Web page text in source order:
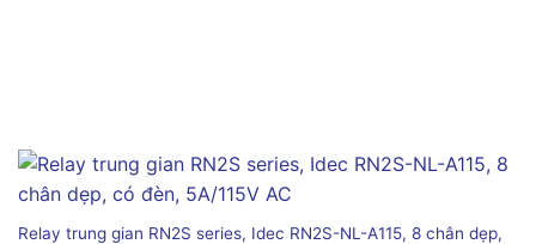
Relay trung gian RN2S series, Idec RN2S-NL-A115, 8 chân dẹp,